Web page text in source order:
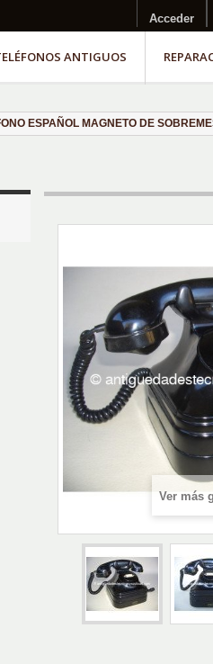
Acceder
ANTIGUOS
ESPAÑOL MAGNETO DE
Ver más